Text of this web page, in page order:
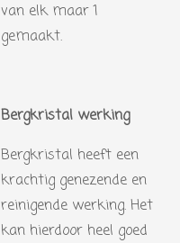
van elk maar 1
gemaakt.
Bergkristal werking
Bergkristal heeft een
krachtig genezende en
reinigende werking. Het
kan hierdoor heel goed